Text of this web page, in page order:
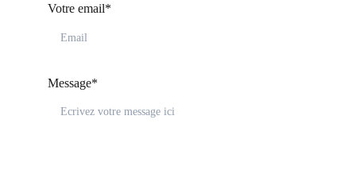
Votre email*
Message*